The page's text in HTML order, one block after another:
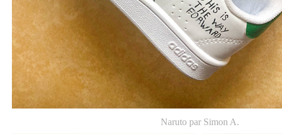
Naruto par Simon A.